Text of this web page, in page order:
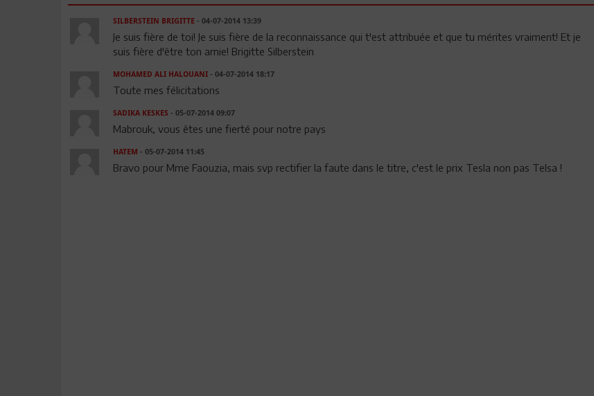
SILBERSTEIN BRIGITTE- 04-07-2014 13:39
Je suis fière de toi! Je suis fière de la reconnaissance qui t'est attribuée et que tu mérites vraiment! Et je
suis fière d'être ton amie! Brigitte Silberstein
MOHAMED ALI HALOUANI- 04-07-2014 18:17
Toute mes félicitations
SADIKA KESKES - 05-07-2014 09:07
Mabrouk, vous êtes une fierté pour notre pays
HATEM - 05-07-2014 11:45
Bravo pour Mme Faouzia, mais svp rectifier la faute dans le titre, c'est le prix Tesla non pas Telsa !